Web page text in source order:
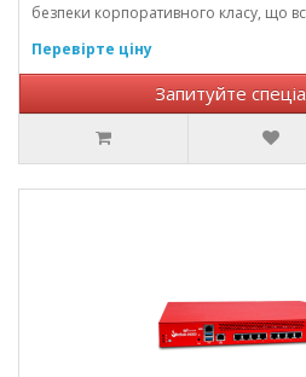
безпеки корпоративного класу, що
Перевірте ціну
Запитуйте